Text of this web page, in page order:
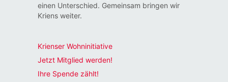
einen Unterschied. Gemeinsam bringen wir
Kriens weiter.
Krienser Wohninitiative
Jetzt Mitglied werden!
Ihre Spende zählt!